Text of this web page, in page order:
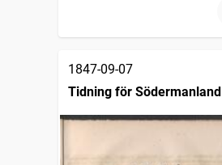
1847-09-07
Tidning för Södermanland